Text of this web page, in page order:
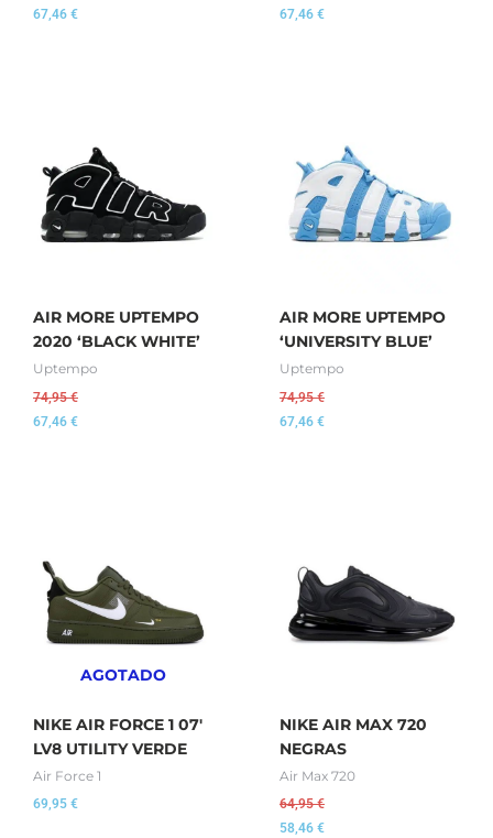
67,46 €
67,46 €
AIR MORE UPTEMPO
2020 ‘BLACK WHITE’
Uptempo
74,95€
67,46 €
AIR MORE UPTEMPO
‘UNIVERSITY BLUE’
Uptempo
74,95€
67,46 €
AGOTADO
NIKE AIR FORCE 1 07′
LV8 UTILITY VERDE
Air Force 1
69,95 €
NIKE AIR MAX 720
NEGRAS
Air Max 720
64,95€
58,46 €